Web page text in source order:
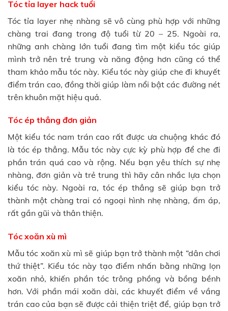
Tóc tỉa layer hack tuổi
Tóc tỉa layer nhẹ nhàng sẽ vô cùng phù hợp với những
chàng trai đang trong độ tuổi từ 20 – 25. Ngoài ra,
những anh chàng lớn tuổi đang tìm một kiểu tóc giúp
mình trở nên trẻ trung và năng động hơn cũng có thể
tham khảo mẫu tóc này. Kiểu tóc này giúp che đi khuyết
điểm trán cao, đồng thời giúp làm nổi bật các đường nét
trên khuôn mặt hiệu quả.
Tóc ép thẳng đơn giản
Một kiểu tóc nam trán cao rất được ưa chuộng khác đó
là tóc ép thẳng. Mẫu tóc này cực kỳ phù hợp để che đi
phần trán quá cao và rộng. Nếu bạn yêu thích sự nhẹ
nhàng, đơn giản và trẻ trung thì hãy cân nhắc lựa chọn
kiểu tóc này. Ngoài ra, tóc ép thẳng sẽ giúp bạn trở
thành một chàng trai có ngoại hình nhẹ nhàng, ấm áp,
rất gần gũi và thân thiện.
Tóc xoăn xù mì
Mẫu tóc xoăn xù mì sẽ giúp bạn trở thành một “dân chơi
thứ thiệt”. Kiểu tóc này tạo điểm nhấn bằng những lọn
xoăn nhỏ, khiến phần tóc trông phồng và bồng bềnh
hơn. Với phần mái xoăn dài, các khuyết điểm về vầng
trán cao của bạn sẽ được cải thiện triệt để, giúp bạn trở